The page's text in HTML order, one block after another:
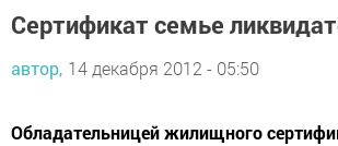
Сертификат семье
автор, 14 декабря 2012 - 05:50
Обладательницей жилищного